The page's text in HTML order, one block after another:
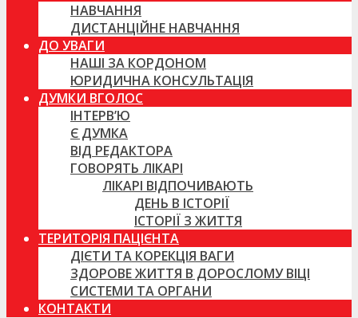
НАВЧАННЯ
ДИСТАНЦІЙНЕ НАВЧАННЯ
ДО УВАГИ
НАШІ ЗА КОРДОНОМ
ЮРИДИЧНА КОНСУЛЬТАЦІЯ
ДУМКИ ВГОЛОС
ІНТЕРВ’Ю
Є ДУМКА
ВІД РЕДАКТОРА
ГОВОРЯТЬ ЛІКАРІ
ЛІКАРІ ВІДПОЧИВАЮТЬ
ДЕНЬ В ІСТОРІЇ
ІСТОРІЇ З ЖИТТЯ
ТЕРИТОРІЯ ПАЦІЄНТА
ДІЄТИ ТА КОРЕКЦІЯ ВАГИ
ЗДОРОВЕ ЖИТТЯ В ДОРОСЛОМУ ВІЦІ
СИСТЕМИ ТА ОРГАНИ
КОНТАКТИ